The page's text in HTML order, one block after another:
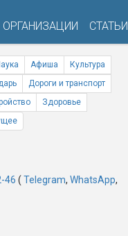
ОРГАНИЗАЦИИ СТАТЬИ
Афиша
Культура
Дороги и транспорт
Здоровье
46 ( Telegram, WhatsApp,